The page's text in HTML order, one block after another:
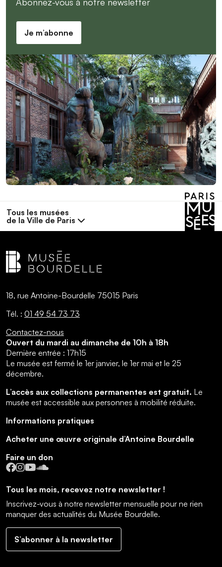
Je m’abonne
Tous les musées
de la Ville de Paris
18, rue Antoine-Bourdelle 75015 Paris
Tél. : 01 49 54 73 73
Contactez-nous
Ouvert du mardi au dimanche de 10h à 18h
Dernière entrée : 17h15
Le musée est fermé le 1er janvier, le 1er mai et le 25
décembre.
L’accès aux collections permanentes est gratuit. Le
musée est accessible aux personnes à mobilité réduite.
Informations pratiques
Acheter une œuvre originale d’Antoine Bourdelle
Faire un don
Facebook
Instagram
YouTube
SoundCloud
Tous les mois, recevez notre newsletter !
Inscrivez-vous à notre newsletter mensuelle pour ne rien
manquer des actualités du Musée Bourdelle.
S’abonner à la newsletter